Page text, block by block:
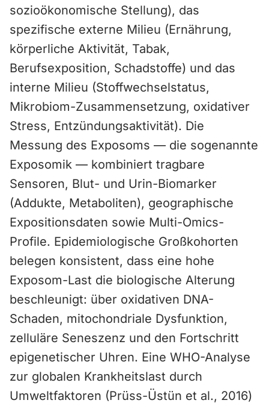
sozioökonomische Stellung), das
spezifische externe Milieu (Ernährung,
körperliche Aktivität, Tabak,
Berufsexposition, Schadstoffe) und das
interne Milieu (Stoffwechselstatus,
Mikrobiom-Zusammensetzung, oxidativer
Stress, Entzündungsaktivität). Die
Messung des Exposoms — die sogenannte
Exposomik — kombiniert tragbare
Sensoren, Blut- und Urin-Biomarker
(Addukte, Metaboliten), geographische
Expositionsdaten sowie Multi-Omics-
Profile. Epidemiologische Großkohorten
belegen konsistent, dass eine hohe
Exposom-Last die biologische Alterung
beschleunigt: über oxidativen DNA-
Schaden, mitochondriale Dysfunktion,
zelluläre Seneszenz und den Fortschritt
epigenetischer Uhren. Eine WHO-Analyse
zur globalen Krankheitslast durch
Umweltfaktoren (Prüss-Üstün et al., 2016)